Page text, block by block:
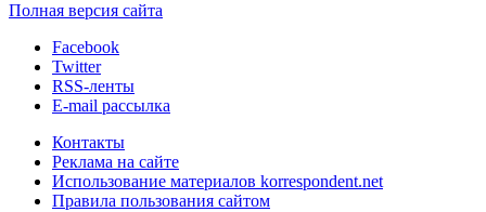
Полная версия сайта
Facebook
Twitter
RSS-ленты
E-mail рассылка
Контакты
Реклама на сайте
Использование материалов korrespondent.net
Правила пользования сайтом